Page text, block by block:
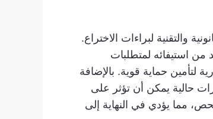
والتقنية لبراءات الاختراع.
من استيفائه لمتطلبات
لتأمين حماية قوية. بالإضافة
حالية يمكن أن تؤثر على
مما يؤدي في النهاية إلى